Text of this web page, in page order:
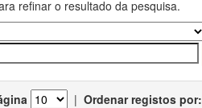
refinar o resultado da pesquisa.
| Ordenar registos por: